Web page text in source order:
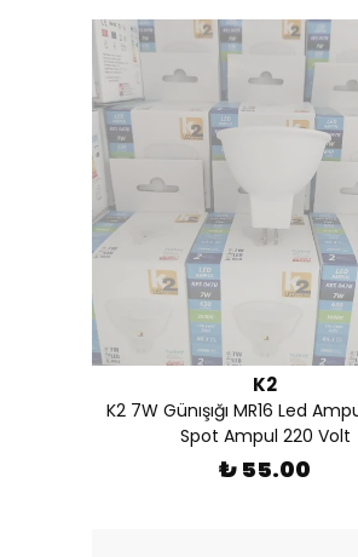
K2
K2 7W Günışığı MR16 Led
Spot Ampul 220 Volt
₺ 55.00